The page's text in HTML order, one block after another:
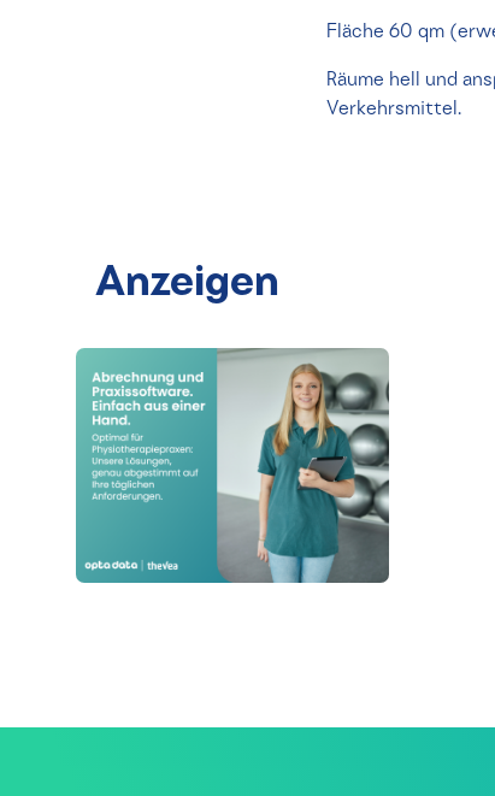
Fläche 60 qm
Räume hell und
Verkehrsmittel.
Anzeigen